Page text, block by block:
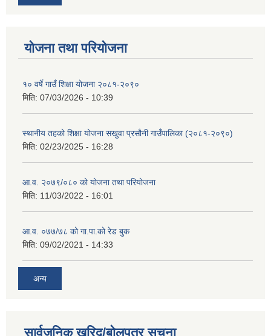
योजना तथा परियोजना
१० वर्षे गाउँ शिक्षा योजना २०८१-२०९०
मिति: 07/03/2026 - 10:39
स्थानीय तहको शिक्षा योजना सखुवा प्रसौनी गाउँपालिका (२०८१-२०९०)
मिति: 02/23/2025 - 16:28
आ.व. २०७९/०८० को योजना तथा परियोजना
मिति: 11/03/2022 - 16:01
आ.व. ०७७/७८ को गा.पा.को रेड बुक
मिति: 09/02/2021 - 14:33
अन्य
सार्वजनिक खरिद/बोलपत्र सूचना